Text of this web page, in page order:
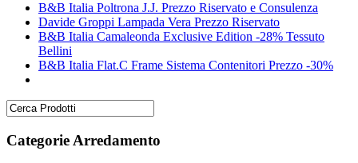
B&B Italia Poltrona J.J. Prezzo Riservato e Consulenza
Davide Groppi Lampada Vera Prezzo Riservato
B&B Italia Camaleonda Exclusive Edition -28% Tessuto
Bellini
B&B Italia Flat.C Frame Sistema Contenitori Prezzo -30%
Categorie Arredamento